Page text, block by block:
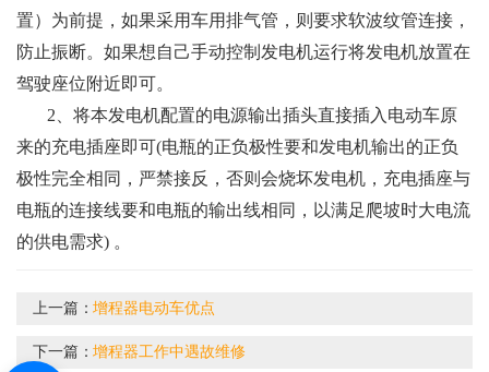
置）为前提，如果采用车用排气管，则要求软波纹管连接，
防止振断。如果想自己手动控制发电机运行将发电机放置在
驾驶座位附近即可。
2、将本发电机配置的电源输出插头直接插入电动车原
来的充电插座即可(电瓶的正负极性要和发电机输出的正负
极性完全相同，严禁接反，否则会烧坏发电机，充电插座与
电瓶的连接线要和电瓶的输出线相同，以满足爬坡时大电流
的供电需求) 。
上一篇：增程器电动车优点
下一篇：增程器工作中遇故维修